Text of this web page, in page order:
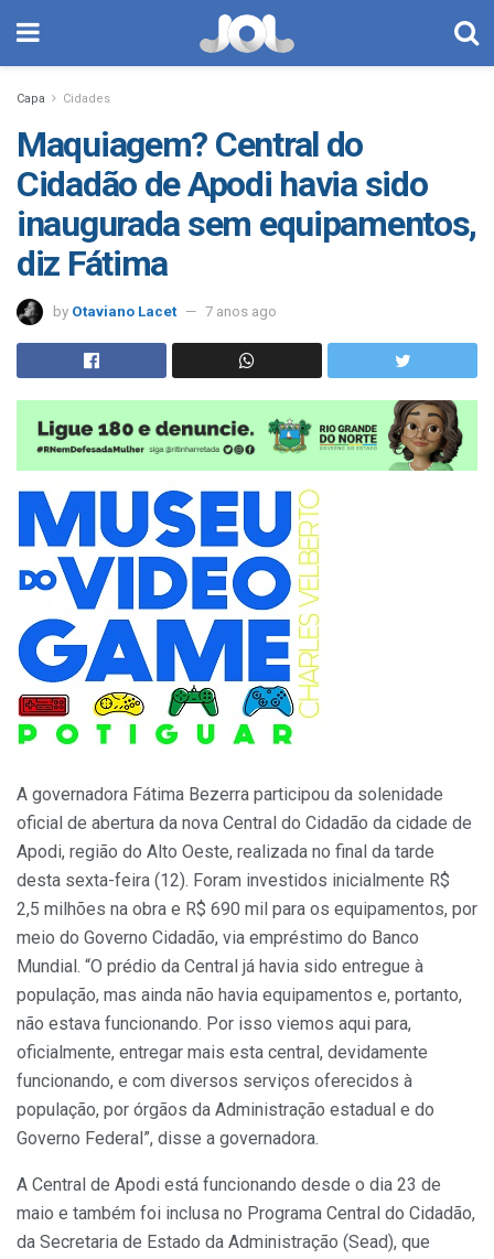
Capa Cidades
Maquiagem? Central do
Cidadão de Apodi havia sido
inaugurada sem equipamentos,
diz Fátima
by Otaviano Lacet 7 anos ago
A governadora Fátima Bezerra participou da solenidade
oficial de abertura da nova Central do Cidadão da cidade de
Apodi, região do Alto Oeste, realizada no final da tarde
desta sexta-feira (12). Foram investidos inicialmente R$
2,5 milhões na obra e R$ 690 mil para os equipamentos, por
meio do Governo Cidadão, via empréstimo do Banco
Mundial. “O prédio da Central já havia sido entregue à
população, mas ainda não havia equipamentos e, portanto,
não estava funcionando. Por isso viemos aqui para,
oficialmente, entregar mais esta central, devidamente
funcionando, e com diversos serviços oferecidos à
população, por órgãos da Administração estadual e do
Governo Federal”, disse a governadora.
A Central de Apodi está funcionando desde o dia 23 de
maio e também foi inclusa no Programa Central do Cidadão,
da Secretaria de Estado da Administração (Sead), que